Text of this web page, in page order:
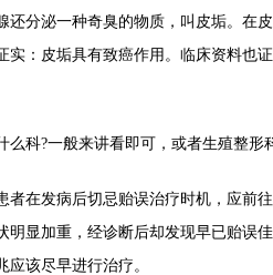
还分泌一种奇臭的物质，叫皮垢。在
实：皮垢具有致癌作用。临床资料也
科?一般来讲看即可，或者生殖整形
在发病后切忌贻误治疗时机，应前
明显加重，经诊断后却发现早已贻误
该尽早进行治疗。